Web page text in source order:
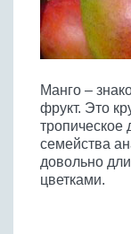
Манго –
фрукт. Это
тропическое
семейства
довольно
цветками.